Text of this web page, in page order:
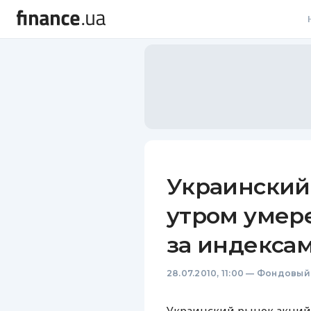
утром
за
28.07.2010, 11:00 — Фондовый